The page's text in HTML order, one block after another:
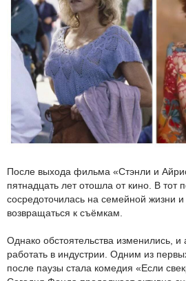
После выхода фильма «Стэнли и
пятнадцать лет отошла от кино. В тот
сосредоточилась на семейной жизни
возвращаться к съёмкам.
Однако обстоятельства изменились, и
работать в индустрии. Одним из
после паузы стала комедия «Если